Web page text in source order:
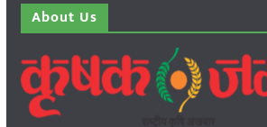
About Us